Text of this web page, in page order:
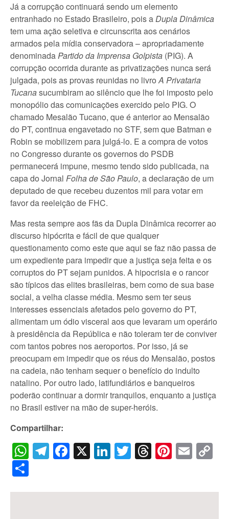
Já a corrupção continuará sendo um elemento
entranhado no Estado Brasileiro, pois aDupla Dinâmica
tem uma ação seletiva e circunscrita aos cenários
armados pela mídia conservadora – apropriadamente
denominadaPartido da Imprensa Golpista (PIG). A
corrupção ocorrida durante as privatizações nunca será
julgada, pois as provas reunidas no livroA Privataria
Tucanasucumbiram ao silêncio que lhe foi imposto pelo
monopólio das comunicações exercido pelo PIG. O
chamado Mesalão Tucano, que é anterior ao Mensalão
do PT, continua engavetado no STF, sem que Batman e
Robin se mobilizem para julgá-lo. E a compra de votos
no Congresso durante os governos do PSDB
permanecerá impune, mesmo tendo sido publicada, na
capa do Jornal Folha de São Paulo, a declaração de um
deputado de que recebeu duzentos mil para votar em
favor da reeleição de FHC.
Mas resta sempre aos fãs da Dupla Dinâmica recorrer ao
discurso hipócrita e fácil de que qualquer
questionamento como este que aqui se faz não passa de
um expediente para impedir que a justiça seja feita e os
corruptos do PT sejam punidos. A hipocrisia e o rancor
são típicos das elites brasileiras, bem como de sua base
social, a velha classe média. Mesmo sem ter seus
interesses essenciais afetados pelo governo do PT,
alimentam um ódio visceral aos que levaram um operário
à presidência da República e não toleram ter de conviver
com tantos pobres nos aeroportos. Por isso, já se
preocupam em impedir que os réus do Mensalão, postos
na cadeia, não tenham sequer o benefício do indulto
natalino. Por outro lado, latifundiários e banqueiros
poderão continuar a dormir tranquilos, enquanto a justiça
no Brasil estiver na mão de super-heróis.
Compartilhar:
WhatsApp
Telegram
Facebook
X LinkedIn
Twitter
Threads